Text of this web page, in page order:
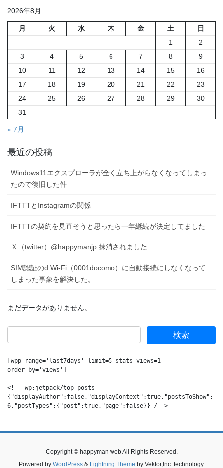
ペ
ー
ジ
送
り
ジ
ジ
ジ
ジ
2026年8月
月 火 水 木 金 土
日
1
2
3
4 5 6 7 8
9
10
11 12 13 14 15
16
17
18 19 20 21 22
23
24
25 26 27 28 29
30
31
« 7月
最近の投稿
Windows11エクスプローラが全く立ち上がらなくなってしまっ
たので復旧した件
IFTTTとInstagramの関係
IFTTTの契約を見直そうと思ったら一年継続が決定してました
Ｘ（twitter）@happymanjp 抹消されました
SIM認証のd Wi-Fi（0001docomo）に自動接続にしなくなって
しまった事象を解決した。
まだデータがありません。
[wpp range='last7days' limit=5 stats_views=1
order_by='views']
<!-- wp:jetpack/top-posts
{"displayAuthor":false,"displayContext":true,"postsToShow":
6,"postTypes":{"post":true,"page":false}} /-->
Copyright © happyman web All Rights Reserved.
Powered by WordPress& Lightning Theme by Vektor,Inc. technology.